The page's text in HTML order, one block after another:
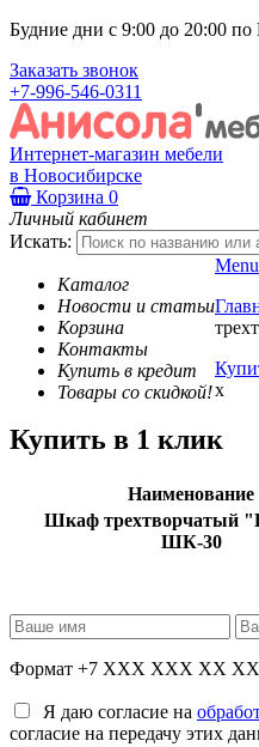
Будние дни с 9:00 до 20:00
Заказать звонок
+7-996-546-0311
Интернет-магазин мебели
в Новосибирске
Корзина 0
Личный кабинет
Искать:
Каталог
Новости и статьи
Корзина
Контакты
Купить в кредит
Товары со скидкой!
Menu
x
Купить в 1 клик
Наименование
Шкаф трехтворчатый
ШК-30
Формат +7 XXX XXX XX XX
Я даю согласие на
согласие на передачу этих